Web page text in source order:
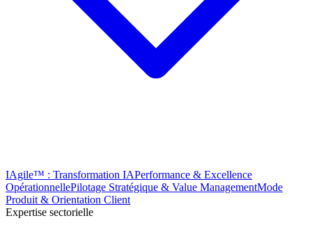
IAgile™ : Transformation IAPerformance & Excellence
OpérationnellePilotage Stratégique & Value ManagementMode
Produit & Orientation Client
Expertise sectorielle